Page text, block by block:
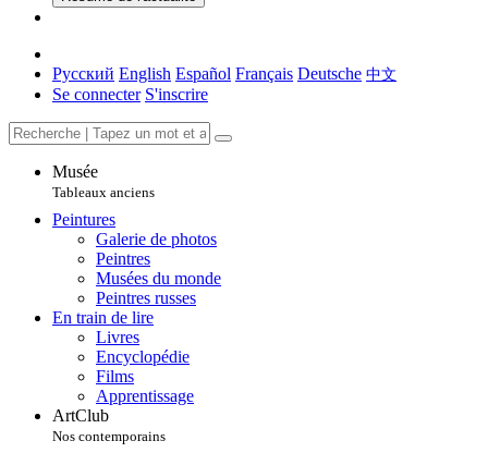
Русский English Español Français Deutsche 中文
Se connecter S'inscrire
Musée
Tableaux anciens
Peintures
Galerie de photos
Peintres
Musées du monde
Peintres russes
En train de lire
Livres
Encyclopédie
Films
Apprentissage
ArtClub
Nos contemporains